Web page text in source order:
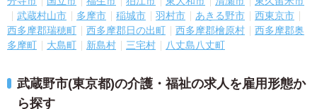
武蔵村山市
多摩市 稲城市 羽村市 あきる野市
西東京市
西多摩郡瑞穂町
西多摩郡日の出町 西多摩郡檜原村
西多摩郡奥
多摩町
大島町 新島村 三宅村 八丈島八丈町
武蔵野市(東京都)の介護・福祉の求人を雇用形態か
ら探す